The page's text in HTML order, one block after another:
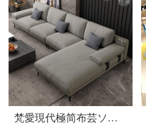
梵愛現代極简布芸ソファリビングセット北欧サイズの部屋型ソファ家具ペア+シングル+貴妃+足をアップグレード版-三防布(ラテックスシートバッグ)